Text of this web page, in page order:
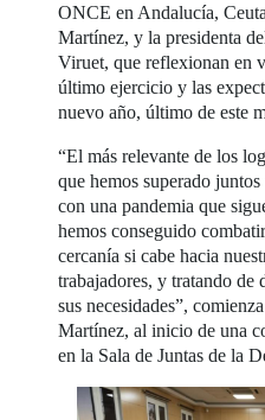
ONCE en Andalucía,
Martínez, y la presidenta
Viruet, que reflexionan en
último ejercicio y las
nuevo año, último de este
“El más relevante de los
que hemos superado
con una pandemia que
hemos conseguido
cercanía si cabe hacia
trabajadores, y tratando de
sus necesidades”,
Martínez, al inicio de una
en la Sala de Juntas de la